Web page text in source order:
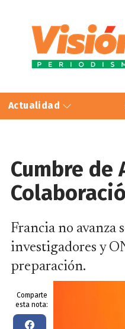
Actualidad
Cumbre de
Francia no avanza
investigadores y
preparación.
Comparte
esta nota: